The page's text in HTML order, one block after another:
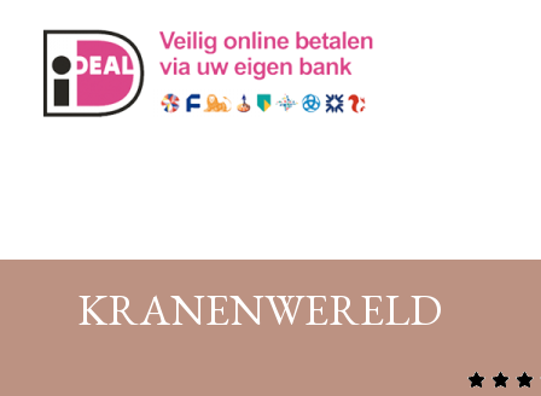
KRANENWERELD